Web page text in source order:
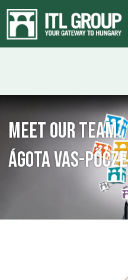
Meet our team:
Ágota Vas-Pőcze